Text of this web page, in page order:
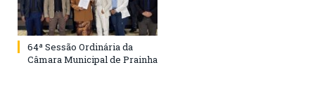
64ª Sessão Ordinária da
Câmara Municipal de Prainha